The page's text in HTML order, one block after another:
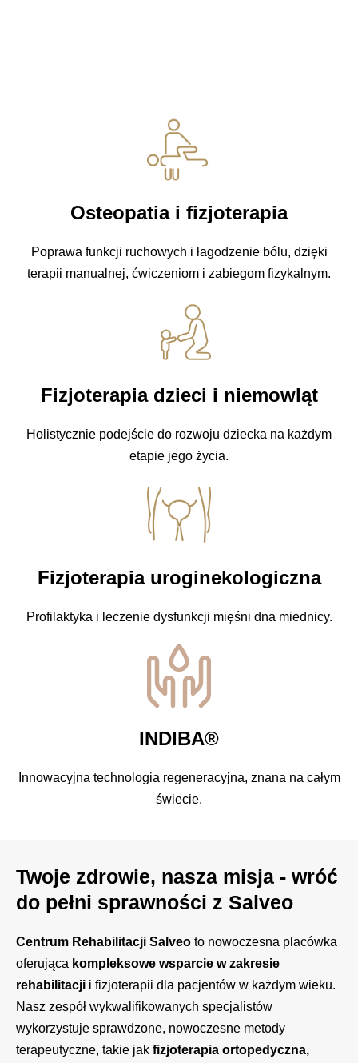
Osteopatia i fizjoterapia
Poprawa funkcji ruchowych i łagodzenie bólu, dzięki
terapii manualnej, ćwiczeniom i zabiegom fizykalnym.
Fizjoterapia dzieci i niemowląt
Holistycznie podejście do rozwoju dziecka na każdym
etapie jego życia.
Fizjoterapia uroginekologiczna
Profilaktyka i leczenie dysfunkcji mięśni dna miednicy.
INDIBA®
Innowacyjna technologia regeneracyjna, znana na całym
świecie.
Twoje zdrowie, nasza misja - wróć
do pełni sprawności z Salveo
Centrum Rehabilitacji Salveo to nowoczesna placówka
oferująca kompleksowe wsparcie w zakresie
rehabilitacji i fizjoterapii dla pacjentów w każdym wieku.
Nasz zespół wykwalifikowanych specjalistów
wykorzystuje sprawdzone, nowoczesne metody
terapeutyczne, takie jak fizjoterapia ortopedyczna,